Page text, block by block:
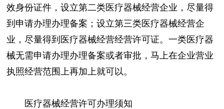
效身份证件，设立第二类医疗器械经营企业，尽量得
到申请办理办理备案；设立第三类医疗器械经营企
业，尽量得到医疗器械经营经营许可证。一类医疗器
械无需申请办理办理备案或者审批，马上在企业营业
执照经营范围上再加上就可以。
医疗器械经营许可办理须知